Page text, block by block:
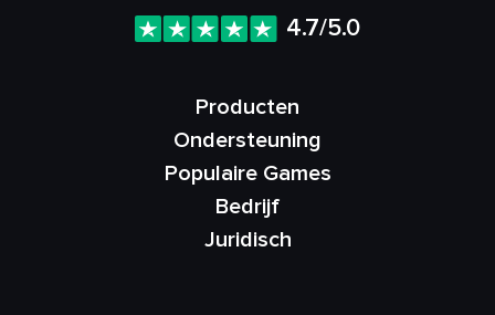
4.7/5.0
Producten
Ondersteuning
Populaire Games
Bedrijf
Juridisch